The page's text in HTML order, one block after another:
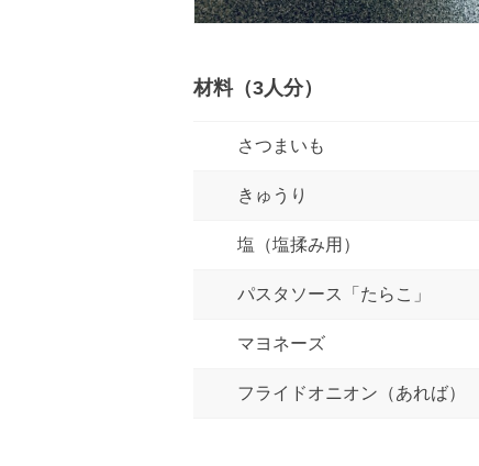
材料（3人分）
さつまいも
きゅうり
塩（塩揉み用）
パスタソース「たらこ」
マヨネーズ
フライドオニオン（あれば）